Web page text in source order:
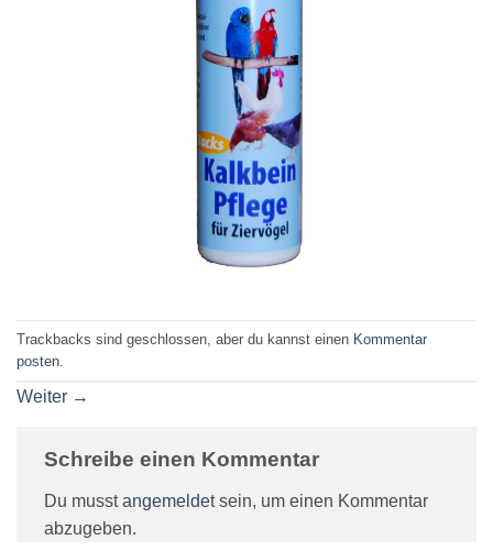
Trackbacks sind geschlossen, aber du kannst einen Kommentar
posten
Weiter →
Schreibe einen Kommentar
Du musstangemeldetsein, um einen Kommentar
abzugeben.